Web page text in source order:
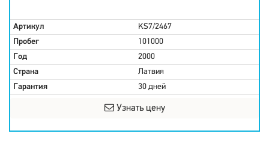
Артикул
KS7/2467
Пробег
101000
Год
2000
Страна
Латвия
Гарантия
30 дней
Узнать цену